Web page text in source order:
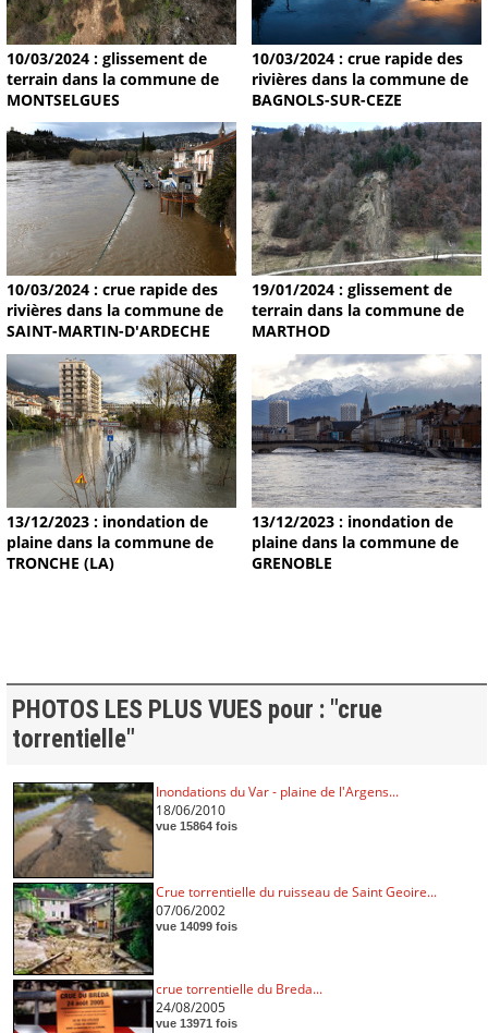
10/03/2024 : glissement de
terrain dans la commune de
MONTSELGUES
10/03/2024 : crue rapide des
rivières dans la commune de
BAGNOLS-SUR-CEZE
10/03/2024 : crue rapide des
rivières dans la commune de
SAINT-MARTIN-D'ARDECHE
19/01/2024 : glissement de
terrain dans la commune de
MARTHOD
13/12/2023 : inondation de
plaine dans la commune de
TRONCHE (LA)
13/12/2023 : inondation de
plaine dans la commune de
GRENOBLE
PHOTOS LES PLUS VUES pour : "crue
torrentielle"
Inondations du Var - plaine de l'Argens...
18/06/2010
vue 15864 fois
Crue torrentielle du ruisseau de Saint Geoire...
07/06/2002
vue 14099 fois
crue torrentielle du Breda...
24/08/2005
vue 13971 fois